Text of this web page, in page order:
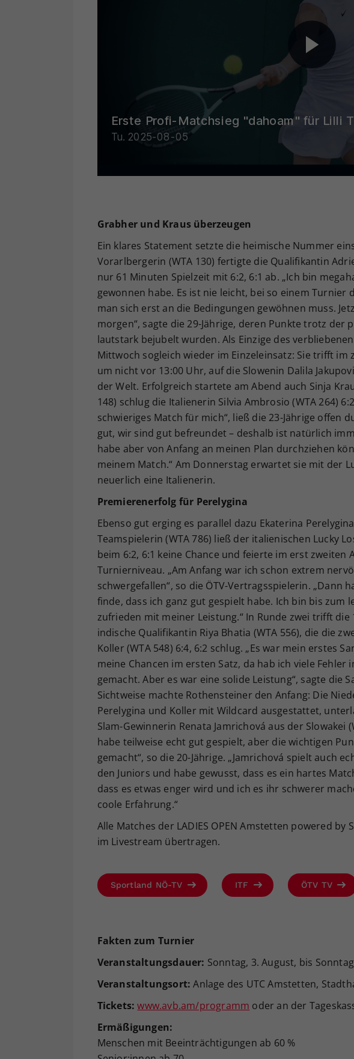
Grabher und Kraus überzeugen
Ein klares Statement setzte die heimische Nummer
Vorarlbergerin (WTA 130) fertigte die Qualifikantin
nur 61 Minuten Spielzeit mit 6:2, 6:1 ab. „Ich bin
gewonnen habe. Es ist nie leicht, bei so einem Turnier
man sich erst an die Bedingungen gewöhnen muss.
morgen“, sagte die 29-Jährige, deren Punkte trotz der
lautstark bejubelt wurden. Als Einzige des
Mittwoch sogleich wieder im Einzeleinsatz: Sie trifft im
um nicht vor 13:00 Uhr, auf die Slowenin Dalila
der Welt. Erfolgreich startete am Abend auch Sinja
148) schlug die Italienerin Silvia Ambrosio (WTA 264)
schwieriges Match für mich“, ließ die 23-Jährige offen
gut, wir sind gut befreundet – deshalb ist natürlich
habe aber von Anfang an meinen Plan durchziehen
meinem Match.“ Am Donnerstag erwartet sie mit der
neuerlich eine Italienerin.
Premierenerfolg für Perelygina
Ebenso gut erging es parallel dazu Ekaterina
Teamspielerin (WTA 786) ließ der italienischen Lucky
beim 6:2, 6:1 keine Chance und feierte im erst zweiten
Turnierniveau. „Am Anfang war ich schon extrem
schwergefallen“, so die ÖTV-Vertragsspielerin. „Dann
finde, dass ich ganz gut gespielt habe. Ich bin bis zum
zufrieden mit meiner Leistung.“ In Runde zwei trifft
indische Qualifikantin Riya Bhatia (WTA 556), die die
Koller (WTA 548) 6:4, 6:2 schlug. „Es war mein erstes
meine Chancen im ersten Satz, da hab ich viele
gemacht. Aber es war eine solide Leistung“, sagte die
Sichtweise machte Rothensteiner den Anfang: Die
Perelygina und Koller mit Wildcard ausgestattet,
Slam-Gewinnerin Renata Jamrichová aus der Slowakei
habe teilweise echt gut gespielt, aber die wichtigen
gemacht“, so die 20-Jährige. „Jamrichová spielt auch
den Juniors und habe gewusst, dass es ein hartes
dass es etwas enger wird und ich es ihr schwerer
coole Erfahrung.“
Alle Matches der LADIES OPEN Amstetten powered by
im Livestream übertragen.
Sportland NÖ-TV ITF ÖTV TV
Fakten zum Turnier
Veranstaltungsdauer: Sonntag, 3. August, bis
Veranstaltungsort: Anlage des UTC Amstetten,
Tickets: www.avb.am/programm oder an der
Ermäßigungen:
Menschen mit Beeinträchtigungen ab 60 %